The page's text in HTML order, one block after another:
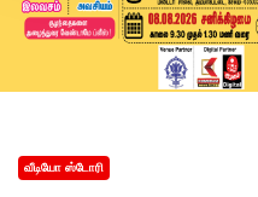
வீடியோ ஸ்டோரி